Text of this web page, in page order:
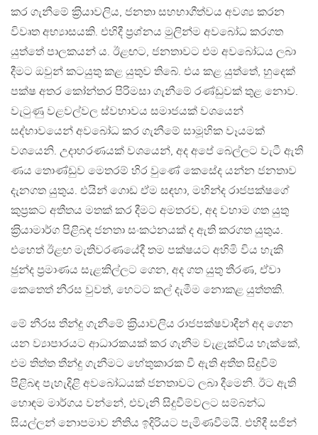
කර ගැනීමේ ක‍්‍රියාවලිය, ජනතා සහභාගීත්වය අවශ්‍ය කරන
විවෘත අභ්‍යාසයකි. එහිදී ප‍්‍රශ්නය මුලින්ම අවබෝධ කරගත
යුත්තේ පාලකයන් ය. ඊළඟට, ජනතාවට එම අවබෝධය ලබා
දීමට ඔවුන් කටයුතු කළ යුතුව තිබේ. එය කළ යුත්තේ, හුදෙක්
පක්ෂ අතර කෝන්තර පිරිමසා ගැනීමේ රණ්ඩුවක් තුළ නොව.
වැටුණු වළවල්වල ස්වභාවය සමාජයක් වශයෙන්
සද්භාවයෙන් අවබෝධ කර ගැනීමේ සාමූහික වෑයමක්
වශයෙනි. උදාහරණයක් වශයෙන්, අද අපේ බෙල්ලට වැටී ඇති
ණය තොණ්ඩුව මෙතරම් හිර වුණේ කෙසේද යන්න ජනතාව
දැනගත යුතුය. එයින් ගොඩ ඒම සඳහා, මහින්ද රාජපක්ෂගේ
කුප‍්‍රකට අතීතය මතක් කර දීමට අමතරව, අද වහාම ගත යුතු
ක‍්‍රියාමාර්ග පිළිබඳ ජනතා සංකථනයක් ද ඇති කරගත යුතුය.
එහෙත් ඊළඟ මැතිවරණයේදී තම පක්ෂයට අහිමි විය හැකි
ඡුන්ද ප‍්‍රමාණය සැළකිල්ලට ගෙන, අද ගත යුතු තීරණ, ඒවා
කෙතෙත් නීරස වුවත්, හෙටට කල් දැමීම නොකළ යුත්තකි.
මේ නීරස තීන්දු ගැනීමේ ක‍්‍රියාවලිය රාජපක්ෂවාදීන් අද ගෙන
යන ව්‍යාපාරයට ආධාරකයක් කර ගැනීම වැළැක්විය හැක්කේ,
එම තිත්ත තීන්දු ගැනීමට හේතුකාරක වී ඇති අතීත සිදුවීම්
පිළිබඳ පැහැදිළි අවබෝධයක් ජනතාවට ලබා දීමෙනි. ඊට ඇති
හොඳම මාර්ගය වන්නේ, එවැනි සිදුවීම්වලට සම්බන්ධ
සියල්ලන් නොපමාව නීතිය ඉදිරියට පැමිණවීමයි. එහිදී සජින්